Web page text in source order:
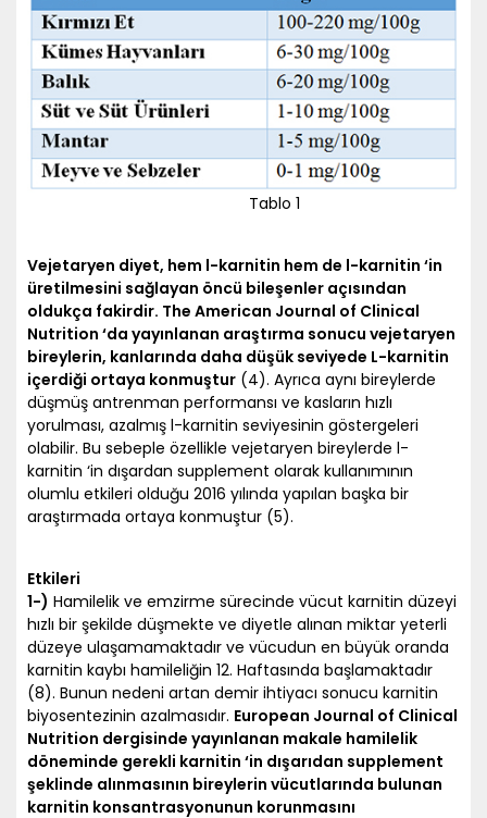
Tablo 1
Vejetaryen diyet, hem l-karnitin hem de l-karnitin ‘in
üretilmesini sağlayan öncü bileşenler açısından
oldukça fakirdir. The American Journal of Clinical
Nutrition ‘da yayınlanan araştırma sonucu vejetaryen
bireylerin, kanlarında daha düşük seviyede L-karnitin
içerdiği ortaya konmuştur (4). Ayrıca aynı bireylerde
düşmüş antrenman performansı ve kasların hızlı
yorulması, azalmış l-karnitin seviyesinin göstergeleri
olabilir. Bu sebeple özellikle vejetaryen bireylerde l-
karnitin ‘in dışardan supplement olarak kullanımının
olumlu etkileri olduğu 2016 yılında yapılan başka bir
araştırmada ortaya konmuştur (5).
Etkileri
1-) Hamilelik ve emzirme sürecinde vücut karnitin düzeyi
hızlı bir şekilde düşmekte ve diyetle alınan miktar yeterli
düzeye ulaşamamaktadır ve vücudun en büyük oranda
karnitin kaybı hamileliğin 12. Haftasında başlamaktadır
(8). Bunun nedeni artan demir ihtiyacı sonucu karnitin
biyosentezinin azalmasıdır. European Journal of Clinical
Nutrition dergisinde yayınlanan makale hamilelik
döneminde gerekli karnitin ‘in dışarıdan supplement
şeklinde alınmasının bireylerin vücutlarında bulunan
karnitin konsantrasyonunun korunmasını